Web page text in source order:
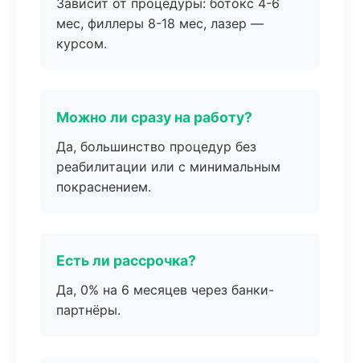
Зависит от процедуры: ботокс 4-6
мес, филлеры 8-18 мес, лазер —
курсом.
Можно ли сразу на работу?
Да, большинство процедур без
реабилитации или с минимальным
покраснением.
Есть ли рассрочка?
Да, 0% на 6 месяцев через банки-
партнёры.